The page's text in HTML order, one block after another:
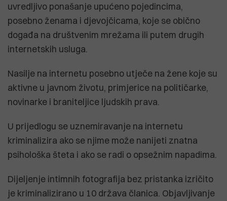
uvredljivo ponašanje upućeno pojedincima,
posebno ženama i djevojčicama, koje se obično
događa na društvenim mrežama ili putem drugih
internetskih usluga.
Nasilje na internetu posebno utječe na žene koje su
aktivne u javnom životu, primjerice na političarke,
novinarke i braniteljice ljudskih prava.
U prijedlogu se uznemiravanje na internetu
kriminalizira ako se njime može nanijeti znatna
psihološka šteta i ako se radi o opsežnim napadima.
Dijeljenje intimnih fotografija bez pristanka izričito
je kriminalizirano u 10 država članica. Objavljivanje